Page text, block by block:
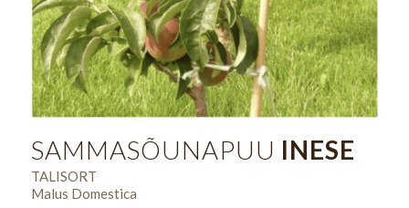
SAMMASÕUNAPUU INESE
TALISORT
Malus Domestica